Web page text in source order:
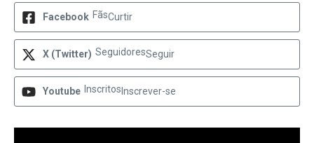
Facebook FãsCurtir
X (Twitter) SeguidoresSeguir
Youtube Inscritos Inscrever-se